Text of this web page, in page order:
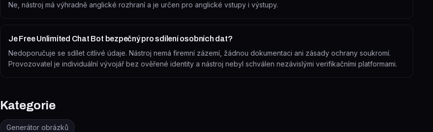
Ne, nástroj má výhradně anglické rozhraní a je určen pro anglické vstupy i výstupy.
Je Free Unlimited Chat Bot bezpečný pro sdílení osobních dat?
Nedoporučuje se sdílet citlivé údaje. Nástroj nemá firemní zázemí, žádnou dokumentaci ani zásady ochrany soukromí.
Provozovatel je individuální vývojář bez ověřené identity a nástroj nebyl schválen nezávislými verifikačními platformami.
Kategorie
Generátor obrázků